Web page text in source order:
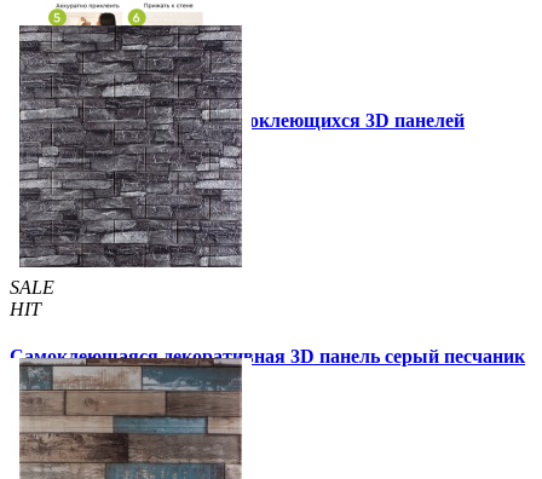
Инструкция установки самоклеющихся 3D панелей
Другие так же купили
SALE
HIT
Самоклеющаяся декоративная 3D панель серый песчаник
700x770x5мм
105 грн/шт 170 грн/шт